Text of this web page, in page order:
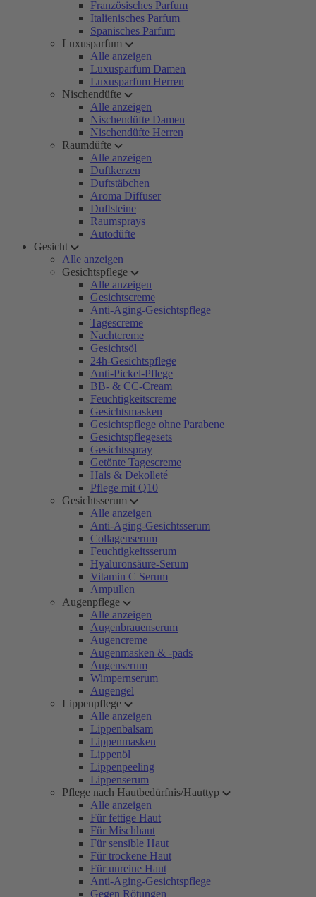
Französisches Parfum
Italienisches Parfum
Spanisches Parfum
Luxusparfum
Alle anzeigen
Luxusparfum Damen
Luxusparfum Herren
Nischendüfte
Alle anzeigen
Nischendüfte Damen
Nischendüfte Herren
Raumdüfte
Alle anzeigen
Duftkerzen
Duftstäbchen
Aroma Diffuser
Duftsteine
Raumsprays
Autodüfte
Gesicht
Alle anzeigen
Gesichtspflege
Alle anzeigen
Gesichtscreme
Anti-Aging-Gesichtspflege
Tagescreme
Nachtcreme
Gesichtsöl
24h-Gesichtspflege
Anti-Pickel-Pflege
BB- & CC-Cream
Feuchtigkeitscreme
Gesichtsmasken
Gesichtspflege ohne Parabene
Gesichtspflegesets
Gesichtsspray
Getönte Tagescreme
Hals & Dekolleté
Pflege mit Q10
Gesichtsserum
Alle anzeigen
Anti-Aging-Gesichtsserum
Collagenserum
Feuchtigkeitsserum
Hyaluronsäure-Serum
Vitamin C Serum
Ampullen
Augenpflege
Alle anzeigen
Augenbrauenserum
Augencreme
Augenmasken & -pads
Augenserum
Wimpernserum
Augengel
Lippenpflege
Alle anzeigen
Lippenbalsam
Lippenmasken
Lippenöl
Lippenpeeling
Lippenserum
Pflege nach Hautbedürfnis/Hauttyp
Alle anzeigen
Für fettige Haut
Für Mischhaut
Für sensible Haut
Für trockene Haut
Für unreine Haut
Anti-Aging-Gesichtspflege
Gegen Rötungen